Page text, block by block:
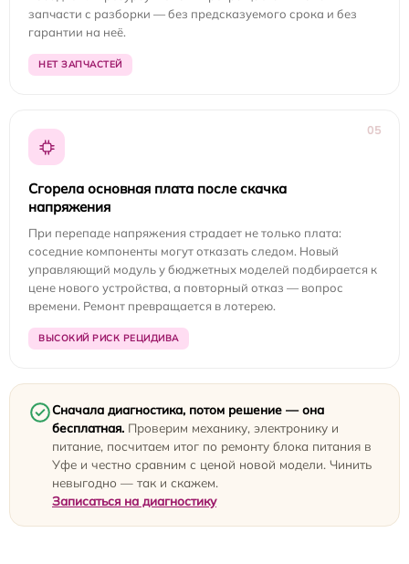
запчасти с разборки — без предсказуемого срока и без
гарантии на неё.
НЕТ ЗАПЧАСТЕЙ
05
Сгорела основная плата после скачка
напряжения
При перепаде напряжения страдает не только плата:
соседние компоненты могут отказать следом. Новый
управляющий модуль у бюджетных моделей подбирается к
цене нового устройства, а повторный отказ — вопрос
времени. Ремонт превращается в лотерею.
ВЫСОКИЙ РИСК РЕЦИДИВА
Сначала диагностика, потом решение — она
бесплатная. Проверим механику, электронику и
питание, посчитаем итог по ремонту блока питания в
Уфе и честно сравним с ценой новой модели. Чинить
невыгодно — так и скажем.
Записаться на диагностику